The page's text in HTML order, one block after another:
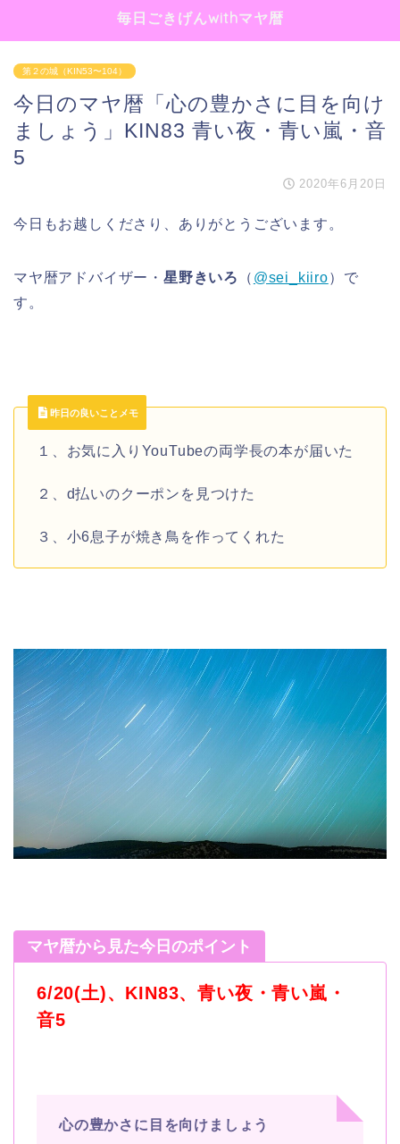
毎日ごきげんwithマヤ暦
第２の城（KIN53〜104）
今日のマヤ暦「心の豊かさに目を向け
ましょう」KIN83 青い夜・青い嵐・音
5
2020年6月20日
今日もお越しくださり、ありがとうございます。
マヤ暦アドバイザー・ 星野きいろ （ @sei_kiiro）で
す。
昨日の良いことメモ
１、お気に入りYouTubeの両学長の本が届いた
２、d払いのクーポンを見つけた
３、小6息子が焼き鳥を作ってくれた
マヤ暦から見た今日のポイント
6/20(土)、KIN83、青い夜・青い嵐・
音5
心の豊かさに目を向けましょう